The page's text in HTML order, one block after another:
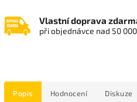
Vlastní doprava
při objednávce nad 50
Popis Hodnocení Diskuze